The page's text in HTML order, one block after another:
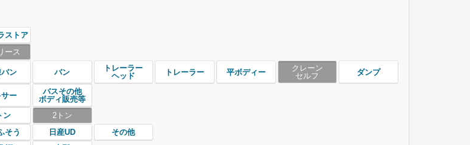
ストア
ース
ン バン
トレーラー
ヘッド
トレーラー 平ボディー
クレーン
セルフ
ダンプ
サー
バスその他
ボディ販売等
ン
2トン
そう 日産UD
その他